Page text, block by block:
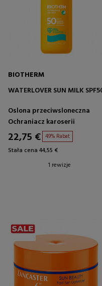
BIOTHERM
WATERLOVER SUN MILK
Oslona przeciwsloneczna
Ochraniacz karoserii
22,75 € 49% Rabat
Stała cena 44,55 €
1 rewizje